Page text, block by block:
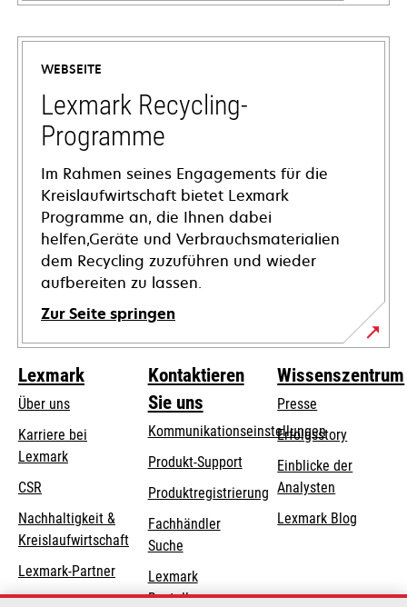
wird
in
neuen
Registerkarte
geöffnet
WEBSEITE
Lexmark Recycling-
Programme
Im Rahmen seines Engagements für die
Kreislaufwirtschaft bietet Lexmark
Programme an, die Ihnen dabei
helfen,Geräte und Verbrauchsmaterialien
dem Recycling zuzuführen und wieder
aufbereiten zu lassen.
Zur Seite springen
Lexmark
Über uns
Karriere bei
Lexmark
CSR
Nachhaltigkeit &
Kreislaufwirtschaft
Lexmark-Partner
Kontaktieren
Sie uns
Kommunikationseinstellungen
wird
in
einer
neuen
Registerkarte
geöffnet
Produkt-Supportwird
einer
neuen
Produktregistrierung
Fachhändler
Suche
Lexmark
Bestellungen
Wissenszentrum
Presse
Erfolgsstory
Einblicke der
Analysten
Lexmark Blog